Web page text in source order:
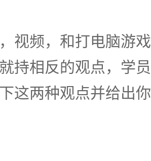
视频，和打电脑游戏
持相反的观点，学员
这两种观点并给出你